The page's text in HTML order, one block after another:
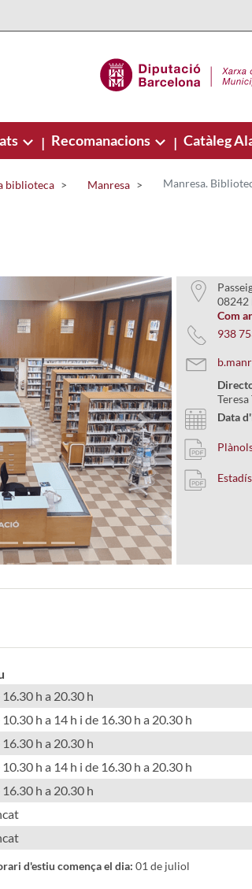
| Recomanacions | Catàleg
biblioteca Manresa Manresa.
Next
08242
Com
938
Data
16.30 h a 20.30 h
10.30 h a 14 h i de 16.30 h a 20.30 h
16.30 h a 20.30 h
10.30 h a 14 h i de 16.30 h a 20.30 h
16.30 h a 20.30 h
d'estiu comença el dia: 01 de juliol